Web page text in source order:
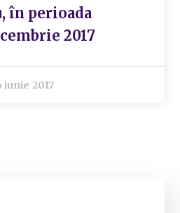
în perioada
2017
iunie 2017